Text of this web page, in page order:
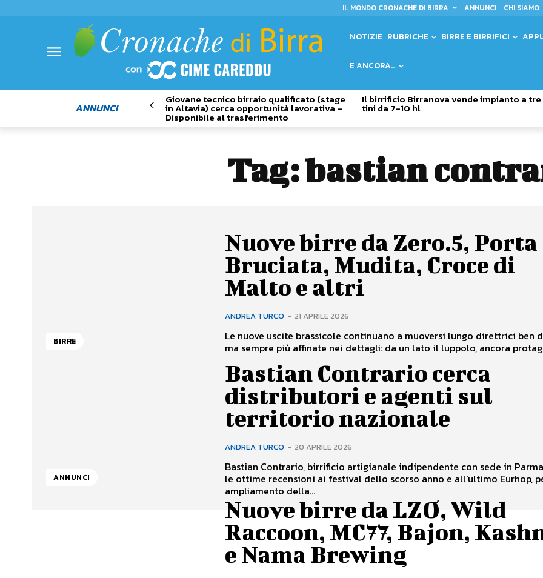
IL MONDO CRONACHE DI BIRRA ANNUNCI CHI SIAMO
NOTIZIE RUBRICHE BIRRE E BIRRIFICI
E ANCORA…
ANNUNCI
Giovane tecnico birraio qualificato (stage
in Altavia) cerca opportunità lavorativa –
Disponibile al trasferimento
Il birrificio Birranova vende impianto a tre
tini da 7-10 hl
Tag:bastian
BIRRE
Nuove birre da Zero.5, Porta
Bruciata, Mudita, Croce di
Malto e altri
ANDREA TURCO - 21 APRILE 2026
Le nuove uscite brassicole continuano a muoversi lungo direttrici ben
ma sempre più affinate nei dettagli: da un lato il luppolo, ancora
ANNUNCI
Bastian Contrario cerca
distributori e agenti sul
territorio nazionale
ANDREA TURCO - 20 APRILE 2026
Bastian Contrario, birrificio artigianale indipendente con sede in
le ottime recensioni ai festival dello scorso anno e all'ultimo Eurhop,
ampliamento della...
Nuove birre da LZO, Wild
Raccoon, MC77, Bajon,
e Nama Brewing